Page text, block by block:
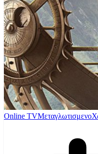
Online TVΜεταγλωτισμενο